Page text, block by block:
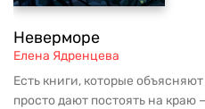
Неверморе
Елена Ядренцева
Есть книги, которые
просто дают постоять на краю